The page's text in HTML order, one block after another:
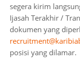
segera kirim
Ijasah Terakhir /
dokumen yang
posisi yang dilamar.